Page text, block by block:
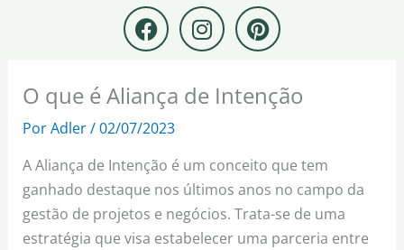
F
a
c
e
b
o
o
k
I
n
s
t
a
a
m
P
i
n
t
e
s
t
O que é Aliança de Intenção
PorAdler/02/07/2023
A Aliança de Intenção é um conceito que tem
ganhado destaque nos últimos anos no campo da
gestão de projetos e negócios. Trata-se de uma
estratégia que visa estabelecer uma parceria entre